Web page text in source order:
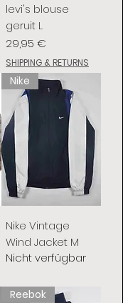
levi's blouse
geruit L
Preis
29,95 €
SHIPPING & RETURNS
Nike
Nike Vintage
Wind Jacket M
Nicht verfügbar
Reebok